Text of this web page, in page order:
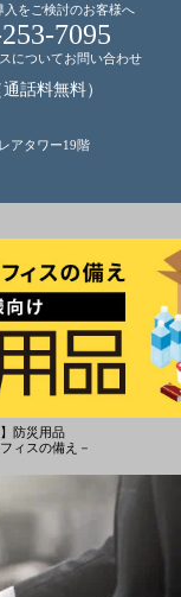
入をご検討のお客様へ
7095
についてお問い合わせ
通話料無料）
アタワー19階
防災用品
ィスの備え－